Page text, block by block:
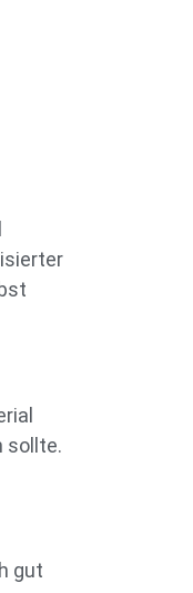
sollte.
gut